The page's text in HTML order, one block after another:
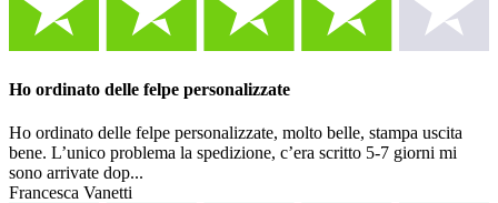
Ho ordinato delle felpe personalizzate
Ho ordinato delle felpe personalizzate, molto belle, stampa uscita
bene. L’unico problema la spedizione, c’era scritto 5-7 giorni mi
sono arrivate dop...
Francesca Vanetti